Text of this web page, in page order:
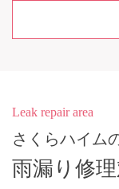
Leak repair area
さくらハイム
雨漏り修